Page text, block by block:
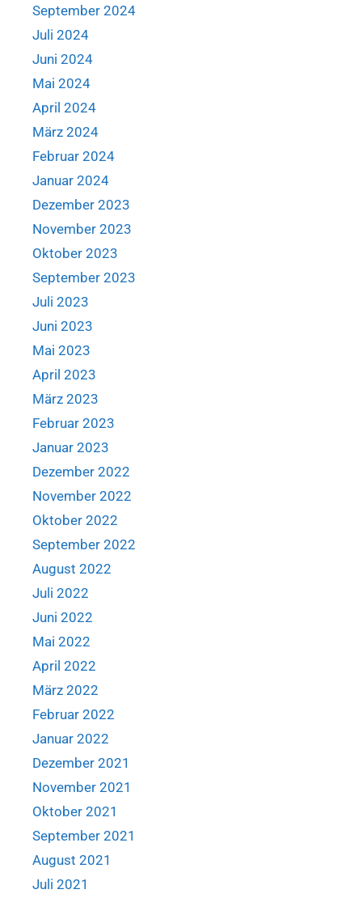
September 2024
Juli 2024
Juni 2024
Mai 2024
April 2024
März 2024
Februar 2024
Januar 2024
Dezember 2023
November 2023
Oktober 2023
September 2023
Juli 2023
Juni 2023
Mai 2023
April 2023
März 2023
Februar 2023
Januar 2023
Dezember 2022
November 2022
Oktober 2022
September 2022
August 2022
Juli 2022
Juni 2022
Mai 2022
April 2022
März 2022
Februar 2022
Januar 2022
Dezember 2021
November 2021
Oktober 2021
September 2021
August 2021
Juli 2021